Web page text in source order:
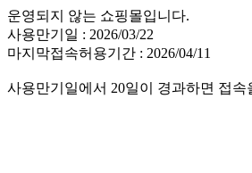
운영되지 않는 쇼핑몰입니다.
사용만기일 : 2026/03/22
마지막접속허용기간 : 2026/04/11
사용만기일에서 20일이 경과하면 접속